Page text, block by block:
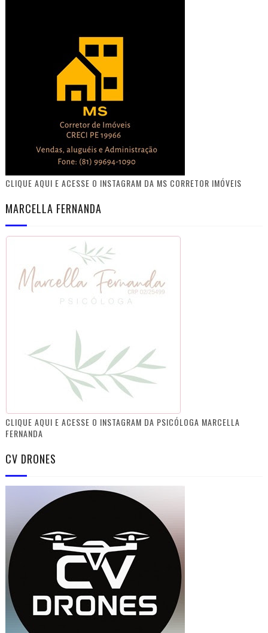
CLIQUE AQUI E ACESSE O INSTAGRAM DA MS CORRETOR IMÓVEIS
MARCELLA FERNANDA
CLIQUE AQUI E ACESSE O INSTAGRAM DA PSICÓLOGA MARCELLA
FERNANDA
CV DRONES